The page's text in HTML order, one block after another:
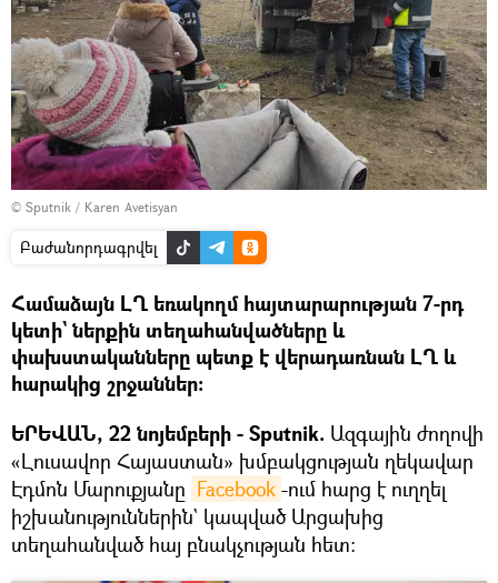
© Sputnik / Karen Avetisyan
Բաժանորդագրվել
Համաձայն ԼՂ եռակողմ հայտարարության 7-րդ
կետի` ներքին տեղահանվածները և
փախստականները պետք է վերադառնան ԼՂ և
հարակից շրջաններ:
ԵՐԵՎԱՆ, 22 նոյեմբերի - Sputnik. Ազգային ժողովի
«Լուսավոր Հայաստան» խմբակցության ղեկավար
Էդմոն Մարուքյանը Facebook -ում հարց է ուղղել
իշխանություններին` կապված Արցախից
տեղահանված հայ բնակչության հետ։